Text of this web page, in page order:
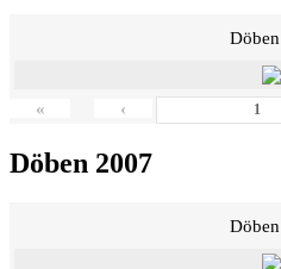
« ‹
Döben 2007